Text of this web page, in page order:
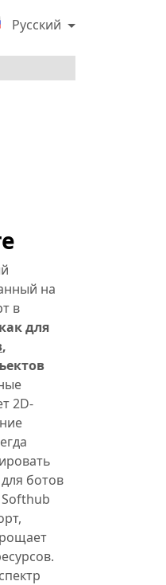
Русский
на
в
для
,
2D-
ботов